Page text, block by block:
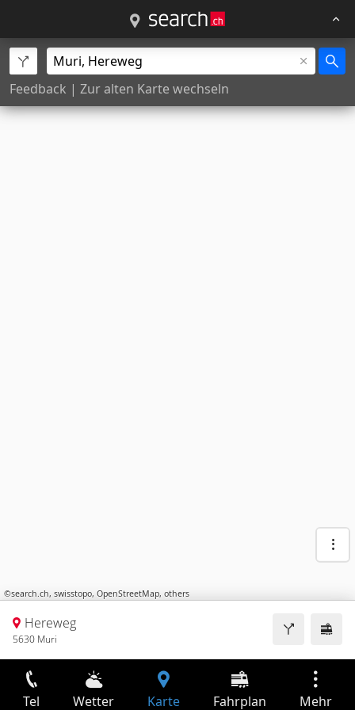
Feedback | Zur alten Karte wechseln
©search.ch, swisstopo, OpenStreetMap, others
Hereweg
5630 Muri
Tel Wetter Karte Fahrplan Mehr